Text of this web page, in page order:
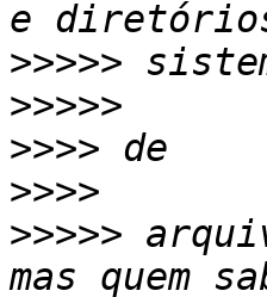
>>>>>
>>>>>
>>>>
>>>>
>>>>>